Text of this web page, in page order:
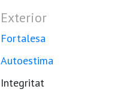
Exterior
Fortalesa
Autoestima
Integritat